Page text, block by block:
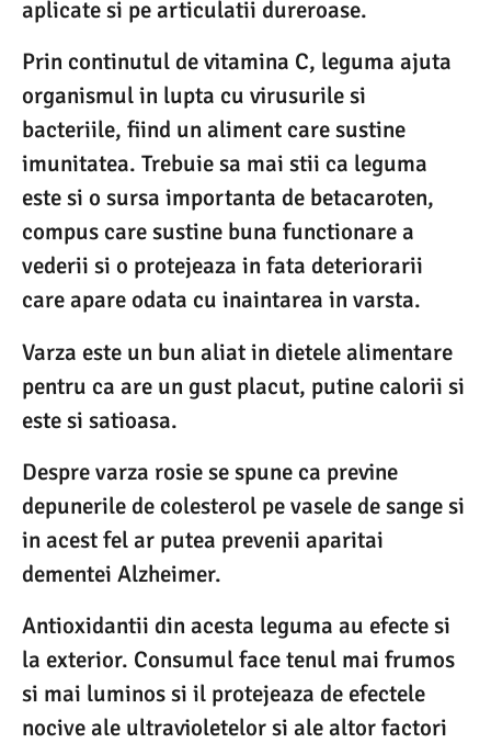
aplicate si pe articulatii dureroase.
Prin continutul de vitamina C, leguma ajuta
organismul in lupta cu virusurile si
bacteriile, fiind un aliment care sustine
imunitatea. Trebuie sa mai stii ca leguma
este si o sursa importanta de betacaroten,
compus care sustine buna functionare a
vederii si o protejeaza in fata deteriorarii
care apare odata cu inaintarea in varsta.
Varza este un bun aliat in dietele alimentare
pentru ca are un gust placut, putine calorii si
este si satioasa.
Despre varza rosie se spune ca previne
depunerile de colesterol pe vasele de sange si
in acest fel ar putea prevenii aparitai
dementei Alzheimer.
Antioxidantii din acesta leguma au efecte si
la exterior. Consumul face tenul mai frumos
si mai luminos si il protejeaza de efectele
nocive ale ultravioletelor si ale altor factori